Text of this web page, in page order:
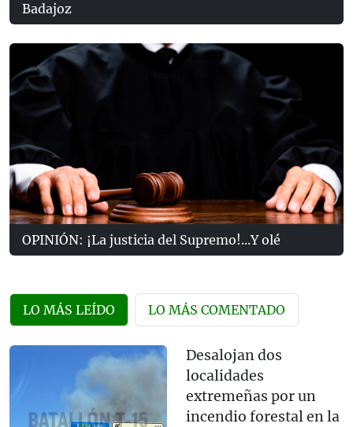
Badajoz
OPINIÓN: ¡La justicia del Supremo!...Y olé
LO MÁS LEÍDO LO MÁS COMENTADO
Desalojan dos
localidades
extremeñas por un
incendio forestal en la